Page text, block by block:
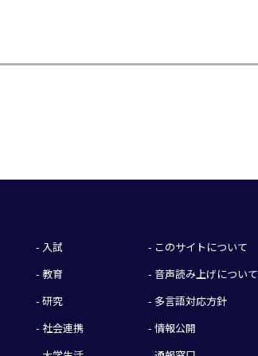
- 入試
- 教育
- 研究
- 社会連携
- このサイトについて
- 音声読み上げについて
- 多言語対応方針
- 情報公開